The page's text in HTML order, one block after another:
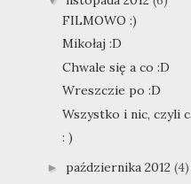
FILMOWO :)
Mikołaj :D
Chwale się a co :D
Wreszczie po :D
Wszystko i nic, czyli
: )
► października 2012 (4)